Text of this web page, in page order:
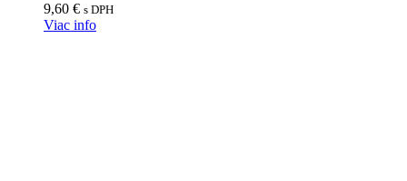
9,60 € s DPH
Viac info